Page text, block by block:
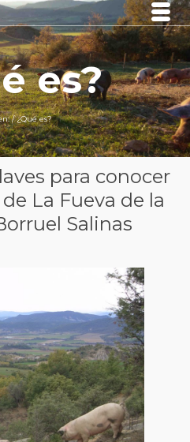
es?
/¿Qué es?
para conocer
La Fueva de la
Salinas